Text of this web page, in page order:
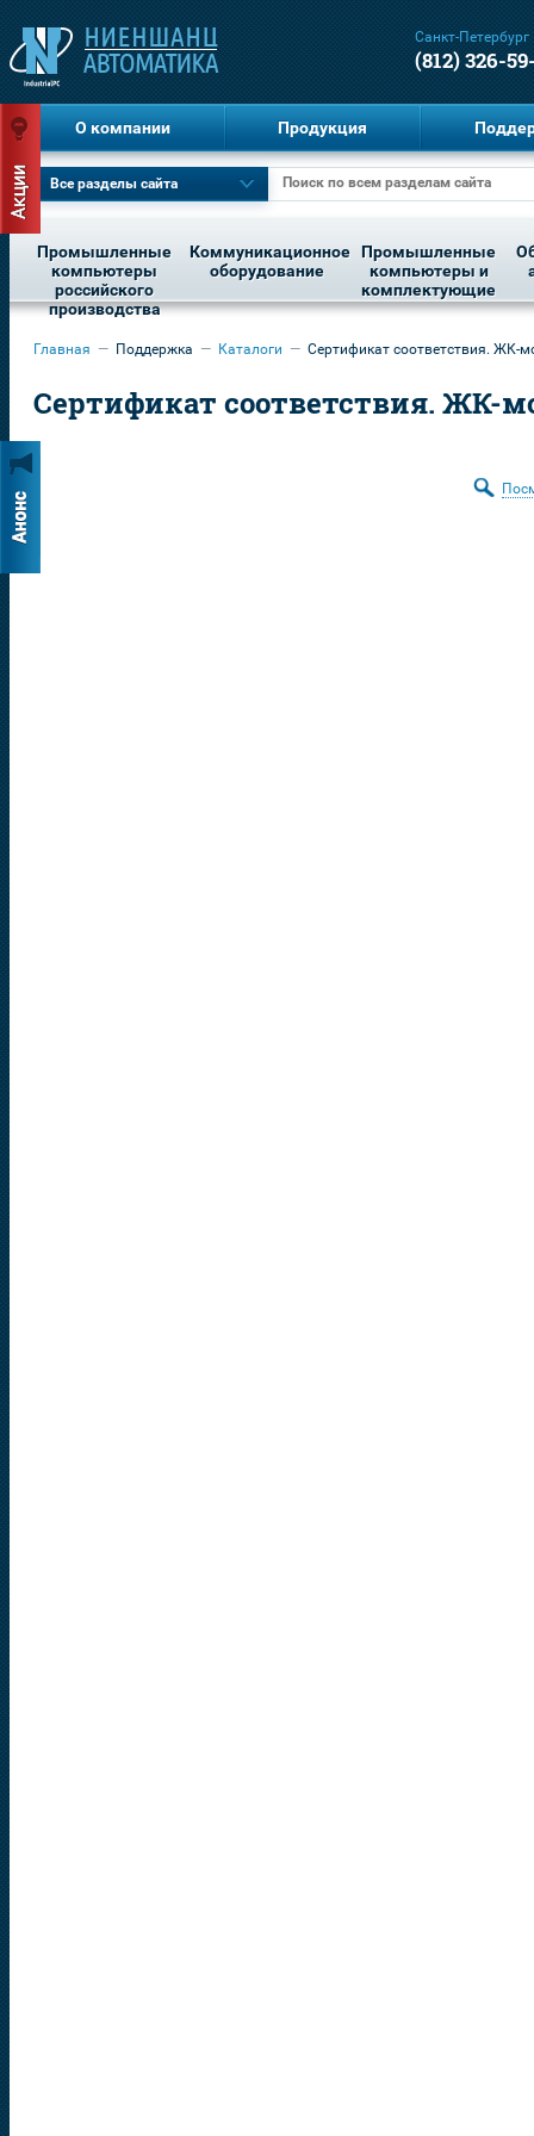
Санкт-Петербург
(812) 326-
О компании Продукция
Все разделы сайта
Промышленные
компьютеры
российского
производства
Коммуникационное
оборудование
Промышленные
компьютеры и
комплектующие
Главная — Поддержка — Каталоги — Сертификат соответствия. ЖК-
Сертификат соответствия. ЖК-